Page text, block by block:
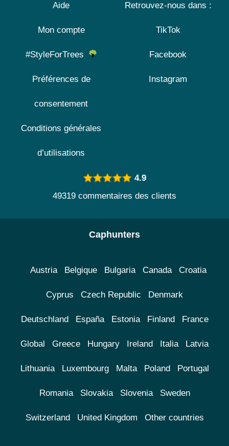
Aide
Mon compte
#StyleForTrees
Préférences de
consentement
Conditions générales
d’utilisations
Retrouvez-nous dans :
TikTok
Facebook
Instagram
4.9
49319 commentaires des clients
Caphunters
Austria Belgique Bulgaria Canada Croatia
Cyprus Czech Republic Denmark
Deutschland España Estonia Finland France
Global Greece Hungary Ireland Italia Latvia
Lithuania Luxembourg Malta Poland Portugal
Romania Slovakia Slovenia Sweden
Switzerland United Kingdom Other countries